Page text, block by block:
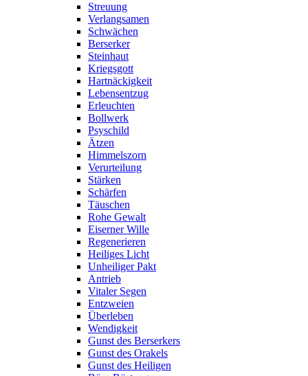
Streuung
Verlangsamen
Schwächen
Berserker
Steinhaut
Kriegsgott
Hartnäckigkeit
Lebensentzug
Erleuchten
Bollwerk
Psyschild
Ätzen
Himmelszorn
Verurteilung
Stärken
Schärfen
Täuschen
Rohe Gewalt
Eiserner Wille
Regenerieren
Heiliges Licht
Unheiliger Pakt
Antrieb
Vitaler Segen
Entzweien
Überleben
Wendigkeit
Gunst des Berserkers
Gunst des Orakels
Gunst des Heiligen